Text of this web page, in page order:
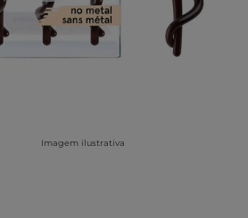
Imagem ilustrativa